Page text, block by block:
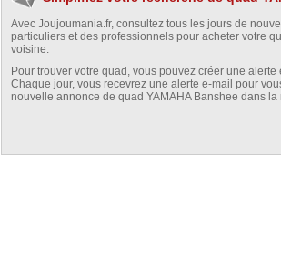
Avec Joujoumania.fr, consultez tous les jours de
particuliers et des professionnels pour acheter votre
voisine.
Pour trouver votre quad, vous pouvez créer une
Chaque jour, vous recevrez une alerte e-mail pour
nouvelle annonce de quad YAMAHA Banshee dans